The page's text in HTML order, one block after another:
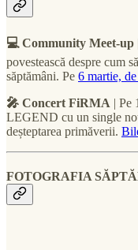
💻 Community Meet-up
povestească despre cum
săptămâni. Pe 6 martie,
🎤 Concert FiRMA | Pe
LEGEND cu un single
deșteptarea primăverii.
FOTOGRAFIA